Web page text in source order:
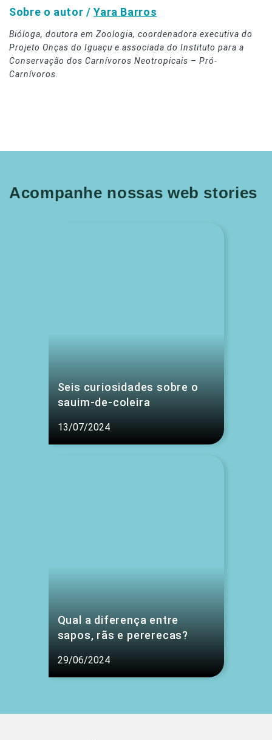
Sobre o autor /Yara Barros
Bióloga, doutora em Zoologia, coordenadora executiva do
Projeto Onças do Iguaçu e associada do Instituto para a
Conservação dos Carnívoros Neotropicais – Pró-
Carnívoros.
Acompanhe nossas web stories
Seis curiosidades sobre o
sauim-de-coleira
13/07/2024
Qual a diferença entre
sapos, rãs e pererecas?
29/06/2024